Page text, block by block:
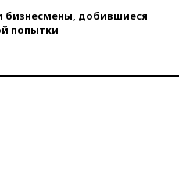
бизнесмены, добившиеся
попытки